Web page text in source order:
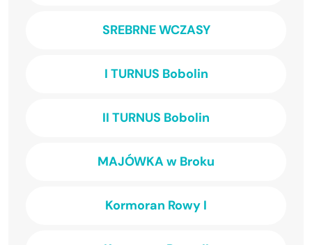
SREBRNE WCZASY
I TURNUS Bobolin
II TURNUS Bobolin
MAJÓWKA w Broku
Kormoran Rowy I